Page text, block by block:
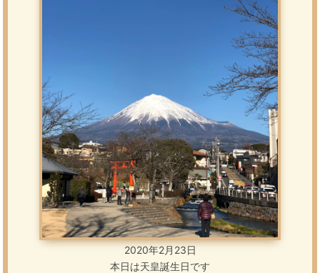
2020年2月23日
本日は天皇誕生日です